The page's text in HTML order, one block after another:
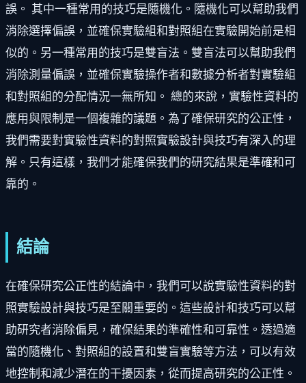
誤。 其中一種常用的技巧是隨機化。隨機化可以幫助我們
消除選擇偏誤，並確保實驗組和對照組在實驗開始前是相
似的。另一種常用的技巧是雙盲法。雙盲法可以幫助我們
消除測量偏誤，並確保實驗操作者和數據分析者對實驗組
和對照組的分配情況一無所知。 總的來說，實驗性資料的
應用與限制是一個複雜的議題。為了確保研究的公正性，
我們需要對實驗性資料的對照實驗設計與技巧有深入的理
解。只有這樣，我們才能確保我們的研究結果是準確和可
靠的。
結論
在確保研究公正性的結論中，我們可以說實驗性資料的對
照實驗設計與技巧是至關重要的。這些設計和技巧可以幫
助研究者消除偏見，確保結果的準確性和可靠性。透過適
當的隨機化、對照組的設置和雙盲實驗等方法，可以有效
地控制和減少潛在的干擾因素，從而提高研究的公正性。